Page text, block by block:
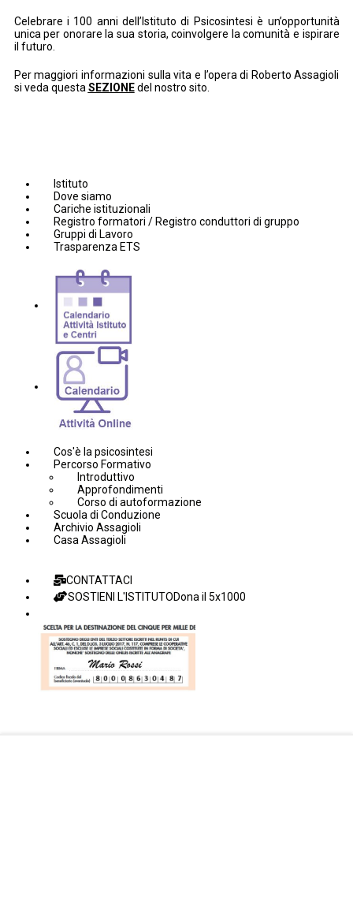
Celebrare i 100 anni dell’Istituto di Psicosintesi è un’opportunità
unica per onorare la sua storia, coinvolgere la comunità e ispirare
il futuro.
Per maggiori informazioni sulla vita e l’opera di Roberto Assagioli
si veda questa SEZIONEdel nostro sito.
Istituto
Dove siamo
Cariche istituzionali
Registro formatori / Registro conduttori di gruppo
Gruppi di Lavoro
Trasparenza ETS
Cos'è la psicosintesi
Percorso Formativo
Introduttivo
Approfondimenti
Corso di autoformazione
Scuola di Conduzione
Archivio Assagioli
Casa Assagioli
CONTATTACI
SOSTIENI L'ISTITUTODona il 5x1000